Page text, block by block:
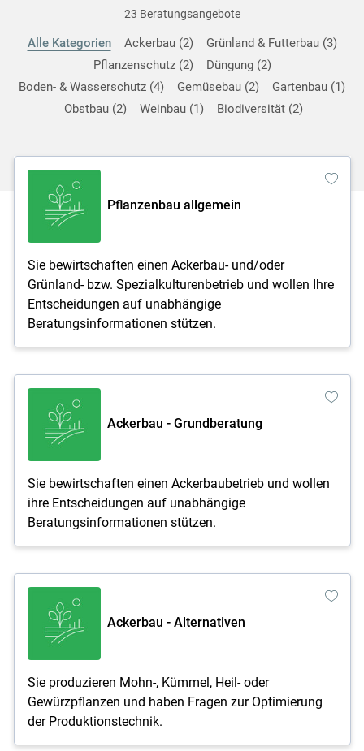
Skip to main content
23 Beratungsangebote
Alle Kategorien Ackerbau 2 Grünland & Futterbau 3
Pflanzenschutz 2 Düngung 2
Boden- & Wasserschutz 4 Gemüsebau 2 Gartenbau 1
Obstbau 2 Weinbau 1 Biodiversität 2
Pflanzenbau allgemein
Sie bewirtschaften einen Ackerbau- und/oder
Grünland- bzw. Spezialkulturenbetrieb und wollen Ihre
Entscheidungen auf unabhängige
Beratungsinformationen stützen.
Ackerbau - Grundberatung
Sie bewirtschaften einen Ackerbaubetrieb und wollen
ihre Entscheidungen auf unabhängige
Beratungsinformationen stützen.
Ackerbau - Alternativen
Sie produzieren Mohn-, Kümmel, Heil- oder
Gewürzpflanzen und haben Fragen zur Optimierung
der Produktionstechnik.